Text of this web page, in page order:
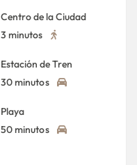
Centro de la Ciudad
3 minutos
Estación de Tren
30 minutos
Playa
50 minutos